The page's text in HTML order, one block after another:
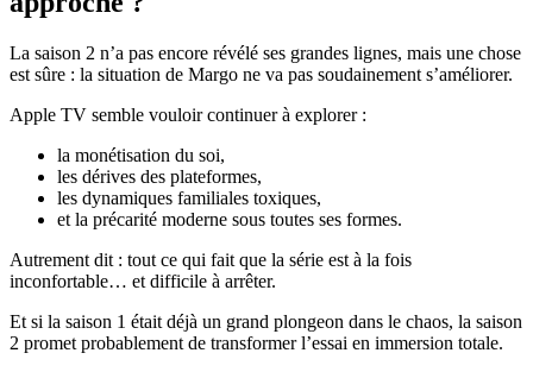
La saison 2 n’a pas encore révélé ses grandes lignes, mais une chose
est sûre : la situation de Margo ne va pas soudainement s’améliorer.
Apple TV semble vouloir continuer à explorer :
la monétisation du soi,
les dérives des plateformes,
les dynamiques familiales toxiques,
et la précarité moderne sous toutes ses formes.
Autrement dit : tout ce qui fait que la série est à la fois
inconfortable… et difficile à arrêter.
Et si la saison 1 était déjà un grand plongeon dans le chaos, la saison
2 promet probablement de transformer l’essai en immersion totale.